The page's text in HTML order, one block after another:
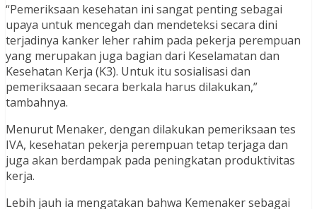
“Pemeriksaan kesehatan ini sangat penting sebagai
upaya untuk mencegah dan mendeteksi secara dini
terjadinya kanker leher rahim pada pekerja perempuan
yang merupakan juga bagian dari Keselamatan dan
Kesehatan Kerja (K3). Untuk itu sosialisasi dan
pemeriksaaan secara berkala harus dilakukan,”
tambahnya.
Menurut Menaker, dengan dilakukan pemeriksaan tes
IVA, kesehatan pekerja perempuan tetap terjaga dan
juga akan berdampak pada peningkatan produktivitas
kerja.
Lebih jauh ia mengatakan bahwa Kemenaker sebagai